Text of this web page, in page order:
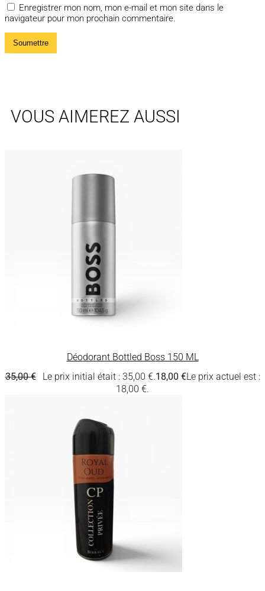
Enregistrer mon nom, mon e-mail et mon site dans le
navigateur pour mon prochain commentaire.
VOUS AIMEREZ AUSSI
Déodorant Bottled Boss 150 ML
35,00€ Le prix initial était : 35,00 €.18,00 €Le prix actuel est :
18,00 €.